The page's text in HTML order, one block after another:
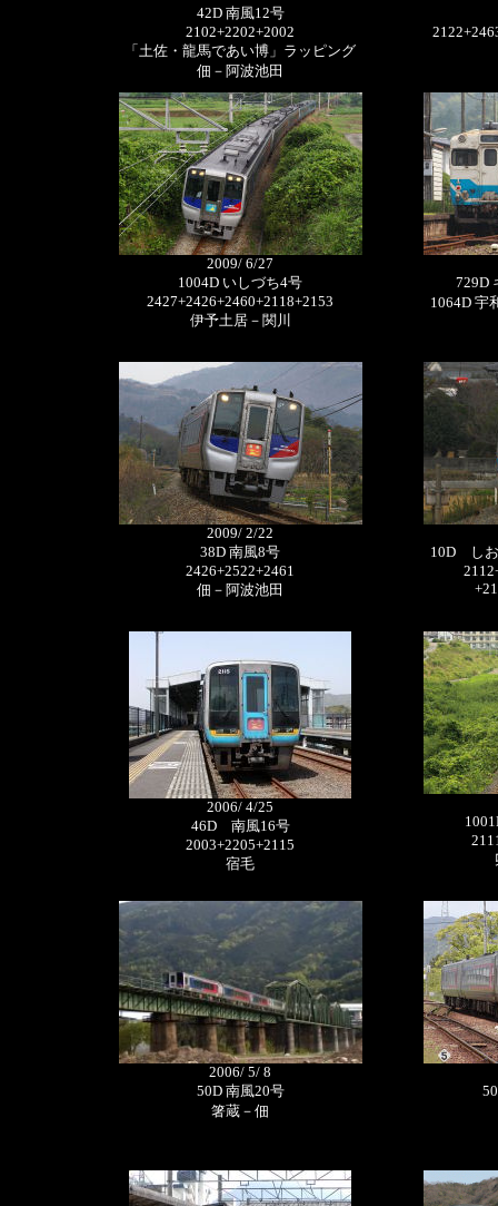
42D 南風12号
2102+2202+2002
「土佐・龍馬であい博」ラッピング
佃－阿波池田
2009/ 6/27
1004D いしづち4号
2427+2426+2460+2118+2153
伊予土居－関川
729D
1064D 宇
2009/ 2/22
38D 南風8号
2426+2522+2461
佃－阿波池田
10D しお
2006/ 4/25
46D 南風16号
2003+2205+2115
宿毛
2006/ 5/ 8
50D 南風20号
箸蔵－佃